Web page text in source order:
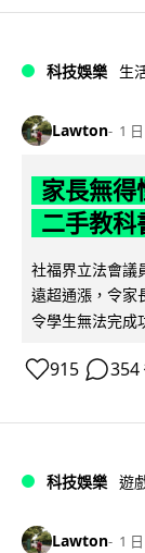
科技娛樂 生
Lawton 1 日
家長無得
二手教科
社福界立法會議
遠超通漲，令家
令學生無法完成
915 354
科技娛樂 遊
Lawton 1 日